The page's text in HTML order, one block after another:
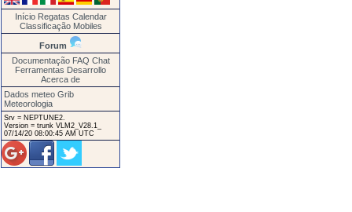
Início Regatas Calendar
Classificação Mobiles
Forum
Documentação FAQ Chat
Ferramentas Desarrollo
Acerca de
Dados meteo Grib
Meteorologia
Srv = NEPTUNE2.
Version = trunk VLM2_V28.1_
07/14/20 08:00:45 AM UTC